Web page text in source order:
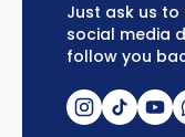
Just ask us
social media
follow you